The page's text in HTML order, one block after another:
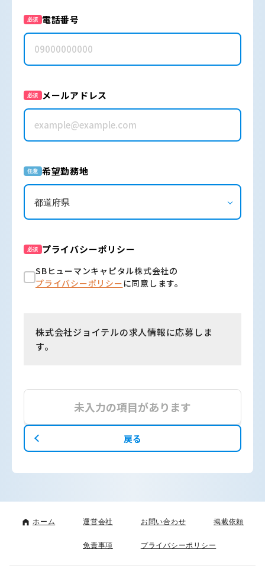
必須 電話番号
必須 メールアドレス
任意 希望勤務地
必須 プライバシーポリシー
SBヒューマンキャピタル株式会社の
プライバシーポリシーに同意します。
株式会社ジョイテルの求人情報に応募しま
す。
未入力の項目があります
戻る
ホーム 運営会社 お問い合わせ 掲載依頼
免責事項 プライバシーポリシー